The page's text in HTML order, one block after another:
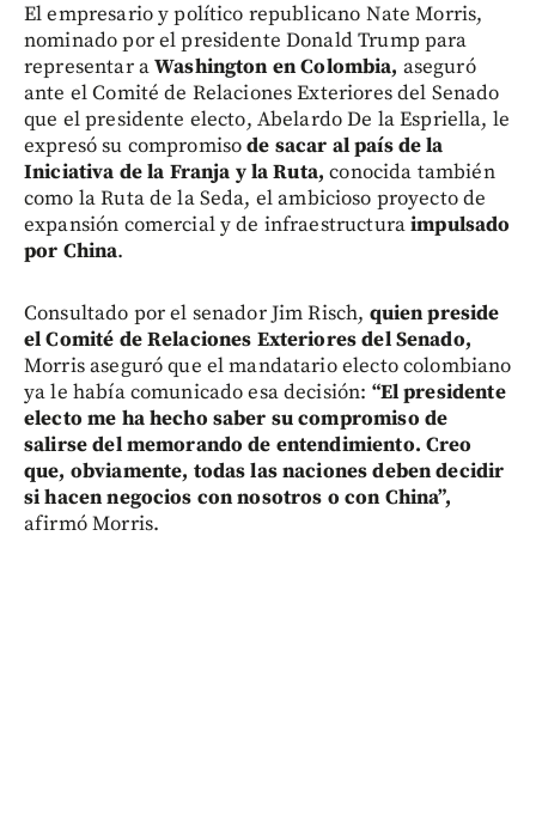
El empresario y político republicano Nate Morris,
nominado por el presidente Donald Trump para
representar aWashington en Colombia, aseguró
ante el Comité de Relaciones Exteriores del Senado
que el presidente electo, Abelardo De la Espriella, le
expresó su compromisode sacar al país de la
Iniciativa de la Franja y la Ruta,conocida también
como la Ruta de la Seda, el ambicioso proyecto de
expansión comercial y de infraestructuraimpulsado
por China.
Consultado por el senador Jim Risch, quien preside
el Comité de Relaciones Exteriores del Senado,
Morris aseguró que el mandatario electo colombiano
ya le había comunicado esa decisión: “El presidente
electo me ha hecho saber su compromiso de
salirse del memorando de entendimiento. Creo
que, obviamente, todas las naciones deben decidir
si hacen negocios con nosotros o con China”,
afirmó Morris.